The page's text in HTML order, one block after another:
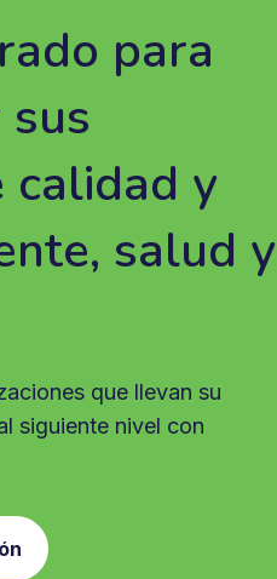
para
calidad y
salud y
que llevan su
siguiente nivel con